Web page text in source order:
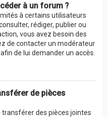
à un forum ?
à certains utilisateurs
rédiger, publier ou
vous avez besoin des
de contacter un modérateur
de lui demander un accès.
de pièces
transférer des pièces jointes